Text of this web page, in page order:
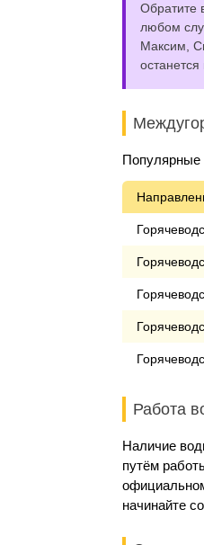
Обратите
любом
Максим,
останется
Популярные
Работа
Наличие
путём
начинайте